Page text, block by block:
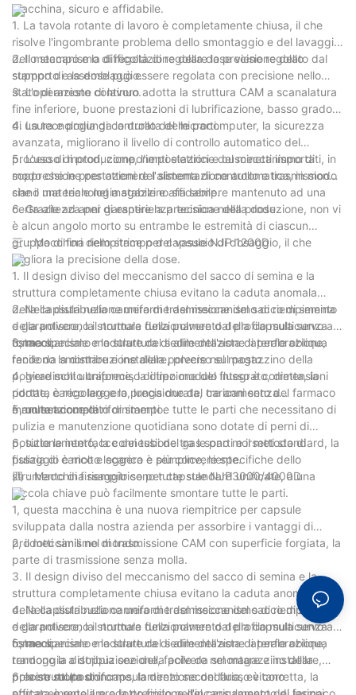
macchina, sicuro e affidabile.
1. La tavola rotante di lavoro è completamente chiusa, il che
risolve l'ingombrante problema dello smontaggio e del lavaggio
dello stampo e la difficoltà di regolare la precisione dello
stampo di assemblaggio.
2. Il meccanismo di regolazione della dose viene regolato dal
supporto e la dose può essere regolata con precisione nello
stato di arresto continuo.
3. L'operazione di lavoro adotta la struttura CAM a scanalatura
fine inferiore, buone prestazioni di lubrificazione, basso grado
di usura e prolunga la durata delle parti.
4. La tecnologia di controllo del microcomputer, la sicurezza
avanzata, migliorano il livello di controllo automatico del
processo di produzione, l'impostazione del meccanismo di
soppressione per ottenere l'alimentazione automatica, in modo
che il materiale nel magazzino sia sempre mantenuto ad una
certa altezza per garantire la precisione della dose .
5. L'uso di motori, componenti elettrici e cuscinetti importati, in
modo che le prestazioni del sistema di controllo e trasmissione
siano una tecnologia stabile e affidabile.
6. Grazie ad anni di esperienza tecnica nella produzione, non vi
è alcun angolo morto su entrambe le estremità di ciascun
gruppo di fori dello stampo del vassoio di dosaggio, il che
migliora la precisione della dose.
三：Macchina riempitrice per capsule NJP 1200D
1. Il design diviso del meccanismo del sacco di semina e la
struttura completamente chiusa evitano la caduta anomala
della capsula nella camera di trasmissione del sacco di semina
e garantiscono il normale funzionamento della capsula senza
ostacoli.
2. Nella distribuzione uniforme del meccanismo di riempimento
della polvere, la struttura della polvere dal profilo multicurvo a
forma speciale e la struttura di alimentazione laterale obliqua
rendono la distribuzione della polvere nel magazzino della
polvere molto uniforme, la direzione del flusso è corretta, la
portata è regolare e la precisione del caricamento del farmaco
è molto accurata.
3, meccanismo modulare del sedile dell'asta di perforazione,
facile da smontare e installare, preciso sul posto.
4, giradischi ultrapreciso di tipo modulo integrato, dimensioni
ridotte, carico leggero, lunga durata, tre anni senza
manutenzione di rifornimento.
5, un set completo di stampi e tutte le parti che necessitano di
pulizia e manutenzione quotidiana sono dotate di perni di
posizionamento, la connessione tra le parti e il metodo di
fissaggio è molto leggera e semplice, le specifiche dello
strumento di fissaggio sono tutte standard unificate, a una
piccola chiave può facilmente smontare tutte le parti.
6, tutte le interfacce dei tubi del gas sono morsetti standard, la
pulizia di carico e scarico è più conveniente.
四：Macchina riempitrice per capsule NJP3000/4000D
1, questa macchina è una nuova riempitrice per capsule
sviluppata dalla nostra azienda per assorbire i vantaggi di
prodotti simili nel mondo.
2, il meccanismo di trasmissione CAM con superficie forgiata, la
parte di trasmissione senza molla.
3. Il design diviso del meccanismo del sacco di semina e la
struttura completamente chiusa evitano la caduta anomala
della capsula nella camera di trasmissione del sacco di semina
e garantiscono il normale funzionamento della capsula senza
ostacoli.
4. Nella distribuzione uniforme del meccanismo di riempimento
della polvere, la struttura della polvere dal profilo multicurvo a
forma speciale e la struttura di alimentazione laterale obliqua
rendono la distribuzione della polvere nel magazzino della
polvere molto uniforme, la direzione del flusso è corretta, la
5, meccanismo modulare del sedile dell'asta di perforazione,
tramoggia a doppia sezione, facile da smontare e installare,
preciso sul posto.
6, la struttura di incapsulamento secondaria, evitano